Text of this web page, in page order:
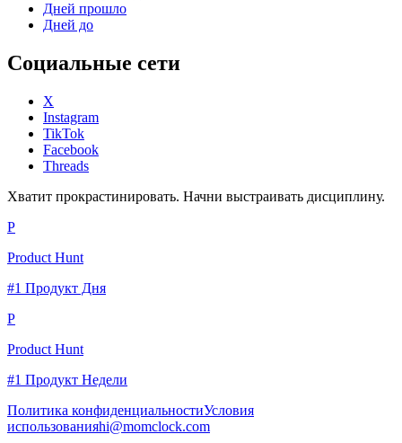
Дней прошло
Дней до
Социальные сети
X
Instagram
TikTok
Facebook
Threads
Хватит прокрастинировать. Начни выстраивать дисциплину.
P
Product Hunt
#1 Продукт Дня
P
Product Hunt
#1 Продукт Недели
Политика конфиденциальностиУсловия
использованияhi@momclock.com